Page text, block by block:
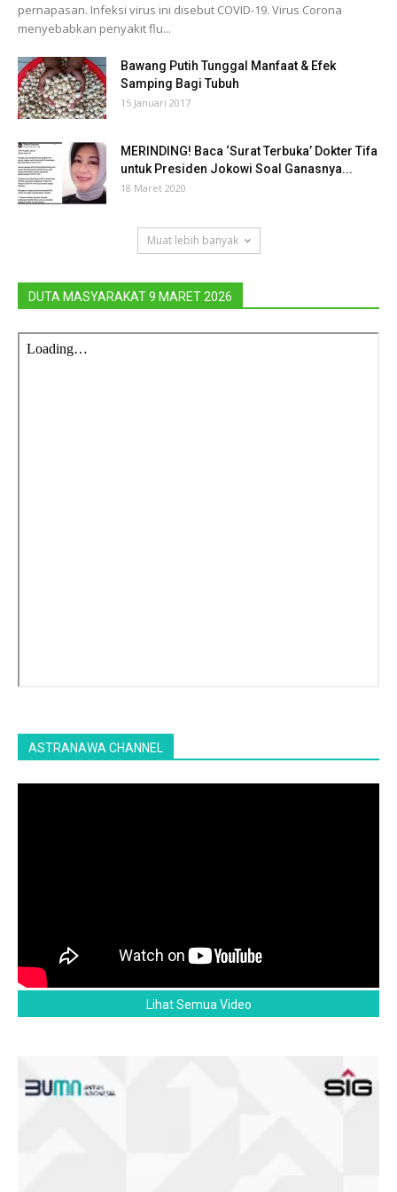
pernapasan. Infeksi virus ini disebut COVID-19. Virus Corona
menyebabkan penyakit flu...
Bawang Putih Tunggal Manfaat & Efek
Samping Bagi Tubuh
15 Januari 2017
MERINDING! Baca ‘Surat Terbuka’ Dokter Tifa
untuk Presiden Jokowi Soal Ganasnya...
18 Maret 2020
Muat lebih banyak
DUTA MASYARAKAT 9 MARET 2026
ASTRANAWA CHANNEL
Lihat Semua Video